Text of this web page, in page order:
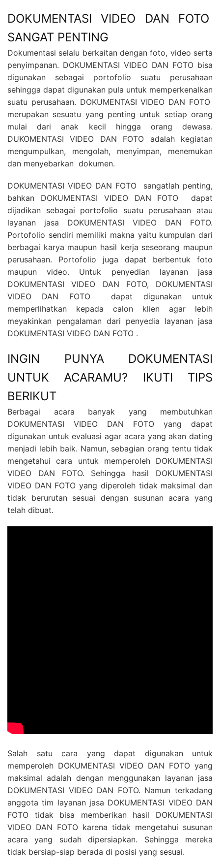
DOKUMENTASI VIDEO DAN FOTO
SANGAT PENTING
Dokumentasi selalu berkaitan dengan foto, video serta
penyimpanan. DOKUMENTASI VIDEO DAN FOTO bisa
digunakan sebagai portofolio suatu perusahaan
sehingga dapat digunakan pula untuk memperkenalkan
suatu perusahaan. DOKUMENTASI VIDEO DAN FOTO
merupakan sesuatu yang penting untuk setiap orang
mulai dari anak kecil hingga orang dewasa.
DUKOMENTASI VIDEO DAN FOTO adalah kegiatan
mengumpulkan, mengolah, menyimpan, menemukan
dan menyebarkan dokumen.
DOKUMENTASI VIDEO DAN FOTO sangatlah penting,
bahkan DOKUMENTASI VIDEO DAN FOTO dapat
dijadikan sebagai portofolio suatu perusahaan atau
layanan jasa DOKUMENTASI VIDEO DAN FOTO.
Portofolio sendiri memiliki makna yaitu kumpulan dari
berbagai karya maupun hasil kerja seseorang maupun
perusahaan. Portofolio juga dapat berbentuk foto
maupun video. Untuk penyedian layanan jasa
DOKUMENTASI VIDEO DAN FOTO, DOKUMENTASI
VIDEO DAN FOTO dapat digunakan untuk
memperlihatkan kepada calon klien agar lebih
meyakinkan pengalaman dari penyedia layanan jasa
DOKUMENTASI VIDEO DAN FOTO .
INGIN PUNYA DOKUMENTASI
UNTUK ACARAMU? IKUTI TIPS
BERIKUT
Berbagai acara banyak yang membutuhkan
DOKUMENTASI VIDEO DAN FOTO yang dapat
digunakan untuk evaluasi agar acara yang akan dating
menjadi lebih baik. Namun, sebagian orang tentu tidak
mengetahui cara untuk memperoleh DOKUMENTASI
VIDEO DAN FOTO. Sehingga hasil DOKUMENTASI
VIDEO DAN FOTO yang diperoleh tidak maksimal dan
tidak berurutan sesuai dengan susunan acara yang
telah dibuat.
Salah satu cara yang dapat digunakan untuk
memperoleh DOKUMENTASI VIDEO DAN FOTO yang
maksimal adalah dengan menggunakan layanan jasa
DOKUMENTASI VIDEO DAN FOTO. Namun terkadang
anggota tim layanan jasa DOKUMENTASI VIDEO DAN
FOTO tidak bisa memberikan hasil DOKUMENTASI
VIDEO DAN FOTO karena tidak mengetahui susunan
acara yang sudah dipersiapkan. Sehingga mereka
tidak bersiap-siap berada di posisi yang sesuai.